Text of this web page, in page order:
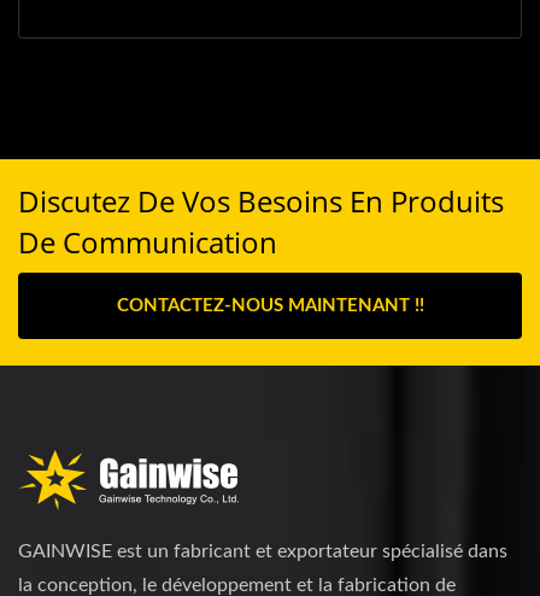
Discutez De Vos Besoins En Produits
De Communication
CONTACTEZ-NOUS MAINTENANT !!
GAINWISE est un fabricant et exportateur spécialisé dans
la conception, le développement et la fabrication de